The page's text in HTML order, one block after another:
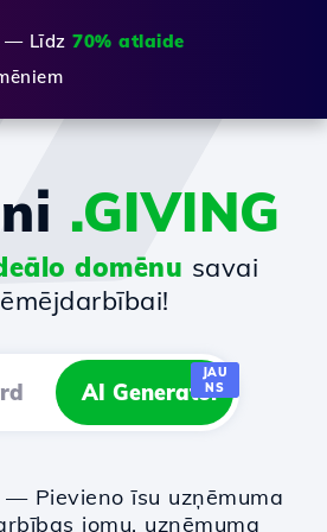
— Līdz 70% atlaide
.GIVING
domēnu savai
AI Generator
JAU
NS
— Pievieno īsu uzņēmuma
jomu, uzņēmuma